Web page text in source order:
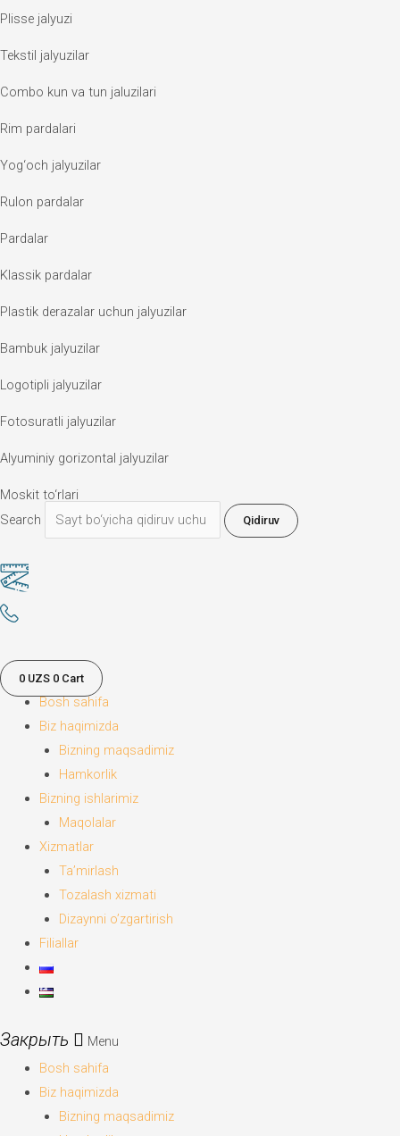
Plisse jalyuzi
Tekstil jalyuzilar
Combo kun va tun jaluzilari
Rim pardalari
Yog‘och jalyuzilar
Rulon pardalar
Pardalar
Klassik pardalar
Plastik derazalar uchun jalyuzilar
Bambuk jalyuzilar
Logotipli jalyuzilar
Fotosuratli jalyuzilar
Alyuminiy gorizontal jalyuzilar
Moskit to‘rlari
Search
Qidiruv
0 UZS 0 Cart
Bosh sahifa
Biz haqimizda
Bizning maqsadimiz
Hamkorlik
Bizning ishlarimiz
Maqolalar
Xizmatlar
Ta’mirlash
Tozalash xizmati
Dizaynni o’zgartirish
Filiallar
Menu
Bosh sahifa
Biz haqimizda
Bizning maqsadimiz